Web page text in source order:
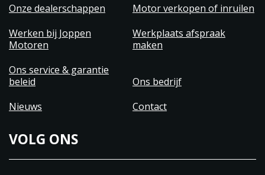
Onze dealerschappen
Motor verkopen of inruilen
Werken bij Joppen
Motoren
Werkplaats afspraak
maken
Ons service & garantie
beleid
Ons bedrijf
Nieuws
Contact
VOLG ONS